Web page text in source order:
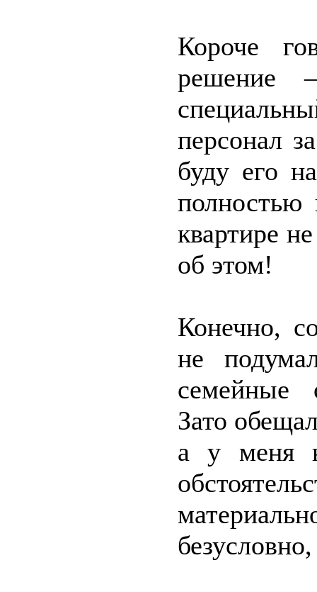
Короче
решение
персонал
буду его
полностью
квартире
об этом!
Конечно,
не
семейные
Зато
а у меня